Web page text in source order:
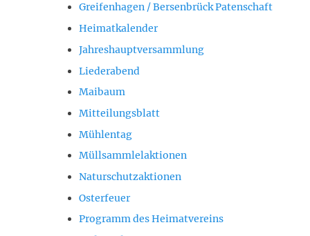
Greifenhagen / Bersenbrück Patenschaft
Heimatkalender
Jahreshauptversammlung
Liederabend
Maibaum
Mitteilungsblatt
Mühlentag
Müllsammlelaktionen
Naturschutzaktionen
Osterfeuer
Programm des Heimatvereins